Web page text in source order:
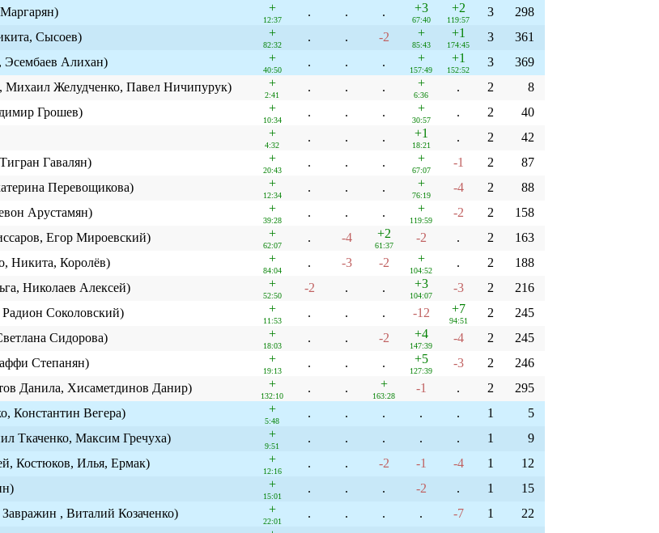
+
12:37
. . . +3
67:40
+2
119:57
3
298
Сысоев) +
82:32
. . -2 +
85:43
+1
174:45
3
361
Эсембаев Алихан) +
40:50
. . . +
157:49
+1
152:52
3
369
Михаил Желудченко, Павел Ничипурук) +
2:41
. . . +
6:36
. 2
8
Грошев) +
10:34
. . . +
30:57
. 2
40
+
4:32
. . . +1
18:21
. 2
42
Гавалян) +
20:43
. . . +
67:07
-1 2
87
Перевощикова) +
12:34
. . . +
76:19
-4 2
88
Арустамян) +
39:28
. . . +
119:59
-2 2
158
Егор Мироевский) +
62:07
. -4 +2
61:37
-2 . 2
163
Никита, Королёв) +
84:04
. -3 -2 +
104:52
. 2
188
Николаев Алексей) +
52:50
-2 . . +3
104:07
-3 2
216
Соколовский) +
11:53
. . . -12 +7
94:51
2
245
Сидорова) +
18:03
. . -2 +4
147:39
-4 2
245
Степанян) +
19:13
. . . +5
127:39
-3 2
246
Данила, Хисаметдинов Данир) +
132:10
. . +
163:28
-1 . 2
295
Константин Вегера) +
5:48
. . . . . 1
5
Ткаченко, Максим Гречуха) +
9:51
. . . . . 1
9
Костюков, Илья, Ермак) +
12:16
. . -2 -1 -4 1
12
+
15:01
. . . -2 . 1
15
, Виталий Козаченко) +
22:01
. . . . -7 1
22